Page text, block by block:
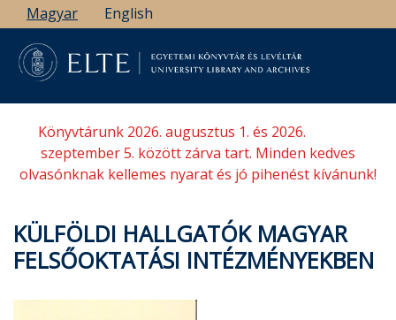
Ugrás
a
tartalomra
Magyar English
Könyvtárunk 2026. augusztus 1. és 2026.
szeptember 5. között zárva tart. Minden kedves
olvasónknak kellemes nyarat és jó pihenést kívánunk!
KÜLFÖLDI HALLGATÓK MAGYAR
FELSŐOKTATÁSI INTÉZMÉNYEKBEN